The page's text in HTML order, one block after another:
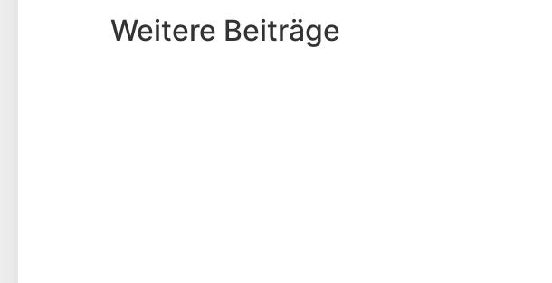
Weitere Beiträge